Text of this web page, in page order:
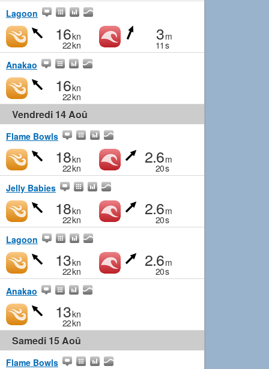
Lagoon
16kn
22kn
3m
11 s
Anakao
16kn
22kn
Vendredi 14 Aoû
Flame Bowls
18kn
22kn
2.6m
20s
Jelly Babies
18kn
22kn
2.6m
20s
Lagoon
13kn
22kn
2.6m
20s
Anakao
13kn
22kn
Samedi 15 Aoû
Flame Bowls